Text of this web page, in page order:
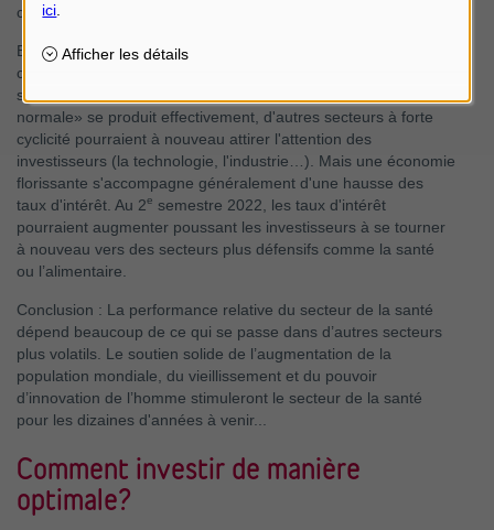
c’est elle qui maintient la rentabilité du secteur.
En 2022, la technologie médicale (l’orthopédie, les appareils
cardiaques, la chirurgie en général) devrait bien se porter, en
supposant que la pandémie reste contrôlée. Si le retour «à la
normale» se produit effectivement, d'autres secteurs à forte
cyclicité pourraient à nouveau attirer l'attention des
investisseurs (la technologie, l'industrie…). Mais une économie
florissante s'accompagne généralement d'une hausse des
taux d'intérêt. Au 2e semestre 2022, les taux d'intérêt
pourraient augmenter poussant les investisseurs à se tourner
à nouveau vers des secteurs plus défensifs comme la santé
ou l’alimentaire.
Conclusion : La performance relative du secteur de la santé
dépend beaucoup de ce qui se passe dans d’autres secteurs
plus volatils. Le soutien solide de l’augmentation de la
population mondiale, du vieillissement et du pouvoir
d’innovation de l’homme stimuleront le secteur de la santé
pour les dizaines d'années à venir...
Comment investir de manière
optimale?